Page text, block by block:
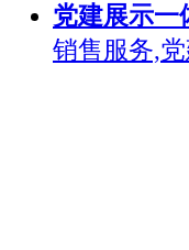
党建展示一
销售服务,